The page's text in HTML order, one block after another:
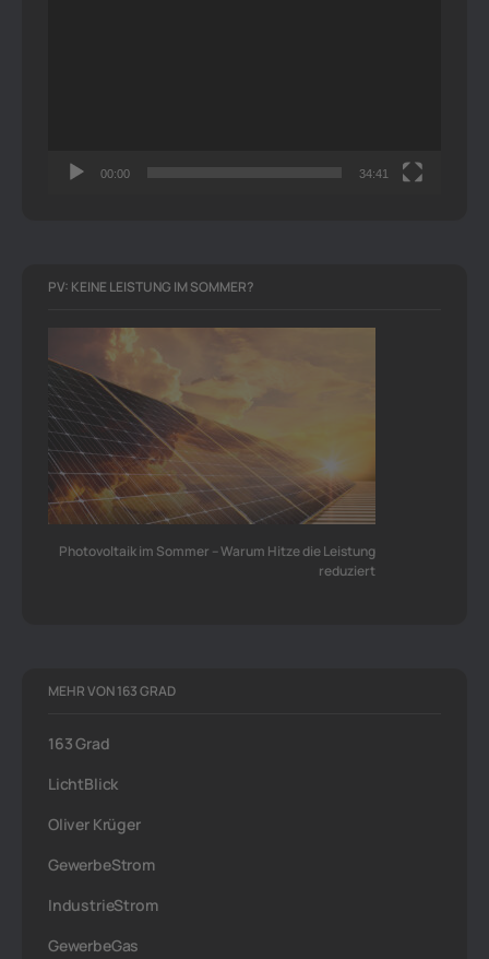
00:00 34:41
PV: KEINE LEISTUNG IM SOMMER?
Photovoltaik im Sommer – Warum Hitze die Leistung
reduziert
MEHR VON 163 GRAD
163 Grad
LichtBlick
Oliver Krüger
GewerbeStrom
IndustrieStrom
GewerbeGas